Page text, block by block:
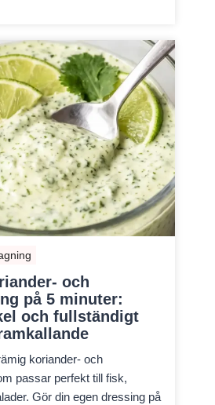
och
på 5 minuter:
och fullständigt
koriander- och
passar perfekt till fisk,
Gör din egen dressing på